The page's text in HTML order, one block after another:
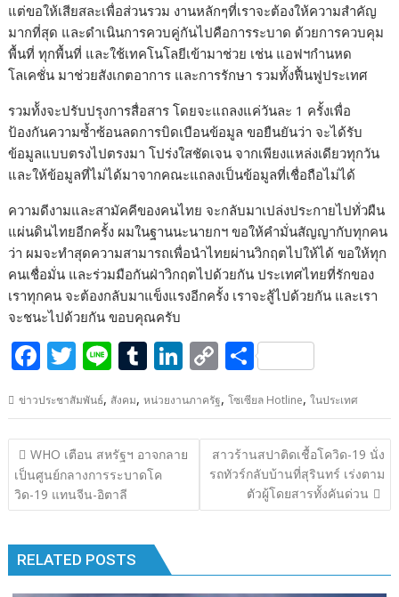
แต่ขอให้เสียสละเพื่อส่วนรวม งานหลักๆที่เราจะต้องให้ความสำคัญ
มากที่สุด และดำเนินการควบคู่กันไปคือการระบาด ด้วยการควบคุม
พื้นที่ ทุกพื้นที่ และใช้เทคโนโลยีเข้ามาช่วย เช่น แอฟฯกำนหด
โลเคชั่น มาช่วยสังเกตอาการ และการรักษา รวมทั้งฟื้นฟูประเทศ
รวมท้้งจะปรับปรุงการสื่อสาร โดยจะแถลงแค่วันละ 1 ครั้งเพื่อ
ป้องกันความซ้ำซ้อนลดการบิดเบือนข้อมูล ขอยืนยันว่า จะได้รับ
ข้อมูลแบบตรงไปตรงมา โปร่งใสชัดเจน จากเพียงแหล่งเดียวทุกวัน
และให้ข้อมูลที่ไม่ได้มาจากคณะแถลงเป็นข้อมูลที่เชื่อถือไม่ได้
ความดีงามและสามัคคีของคนไทย จะกลับมาเปล่งประกายไปทั่วผืน
แผ่นดินไทยอีกครั้ง ผมในฐานนะนายกฯ ขอให้คำมั่นสัญญากับทุกคน
ว่า ผมจะทำสุดความสามารถเพื่อนำไทยผ่านวิกฤตไปให้ได้ ขอให้ทุก
คนเชื่อมั่น และร่วมมือกันฝ่าวิกฤตไปด้วยกัน ประเทศไทยที่รักของ
เราทุกคน จะต้องกลับมาแข็งแรงอีกครั้ง เราจะสู้ไปด้วยกัน และเรา
จะชนะไปด้วยกัน ขอบคุณครับ
F
e
b
o
o
T
itt
er
Li
e
T
m
bl
r
Li
k
e
dI
C
o
p
y
Li
S
ar
e
ข่าวประชาสัมพันธ์, สังคม,หน่วยงานภาครัฐ,โซเซียล Hotline,ในประเทศ
แนะแนว
เรื่อง
WHO เตือน สหรัฐฯ อาจกลาย
เป็นศูนย์กลางการระบาดโค
วิด-19 แทนจีน-อิตาลี
สาวร้านสปาติดเชื้อโควิด-19 นั่ง
รถทัวร์กลับบ้านที่สุรินทร์ เร่งตาม
ตัวผู้โดยสารทั้งคันด่วน
RELATED POSTS